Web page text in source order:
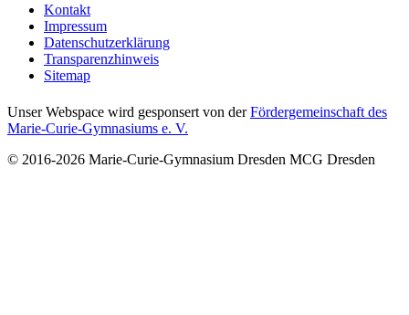
Kontakt
Impressum
Datenschutzerklärung
Transparenzhinweis
Sitemap
Unser Webspace wird gesponsert von derFördergemeinschaft des
Marie-Curie-Gymnasiums e. V.
© 2016-2026 Marie-Curie-Gymnasium Dresden MCG Dresden